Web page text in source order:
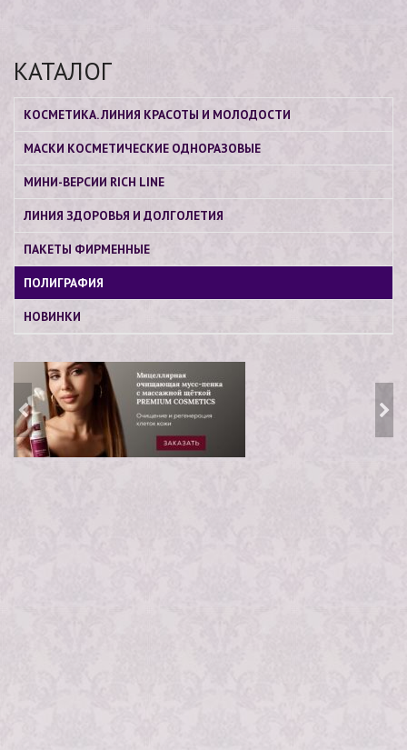
КАТАЛОГ
КОСМЕТИКА. ЛИНИЯ КРАСОТЫ И МОЛОДОСТИ
МАСКИ КОСМЕТИЧЕСКИЕ ОДНОРАЗОВЫЕ
МИНИ-ВЕРСИИ RICH LINE
ЛИНИЯ ЗДОРОВЬЯ И ДОЛГОЛЕТИЯ
ПАКЕТЫ ФИРМЕННЫЕ
ПОЛИГРАФИЯ
НОВИНКИ